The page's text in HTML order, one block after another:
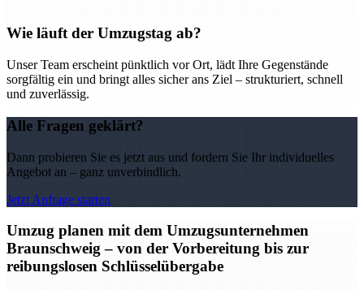
Wie läuft der Umzugstag ab?
Unser Team erscheint pünktlich vor Ort, lädt Ihre Gegenstände
sorgfältig ein und bringt alles sicher ans Ziel – strukturiert, schnell
und zuverlässig.
Alle Fragen geklärt?
Dann probieren Sie es jetzt aus und fordern Sie Ihr individuelles
Angebot an – ganz unverbindlich.
Jetzt Anfrage starten
Umzug planen mit dem Umzugsunternehmen
Braunschweig – von der Vorbereitung bis zur
reibungslosen Schlüsselübergabe